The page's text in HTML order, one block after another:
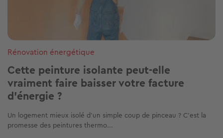
Rénovation énergétique
Cette peinture isolante peut-elle
vraiment faire baisser votre facture
d’énergie ?
Un logement mieux isolé d'un simple coup de pinceau ? C’est la
promesse des peintures thermo...